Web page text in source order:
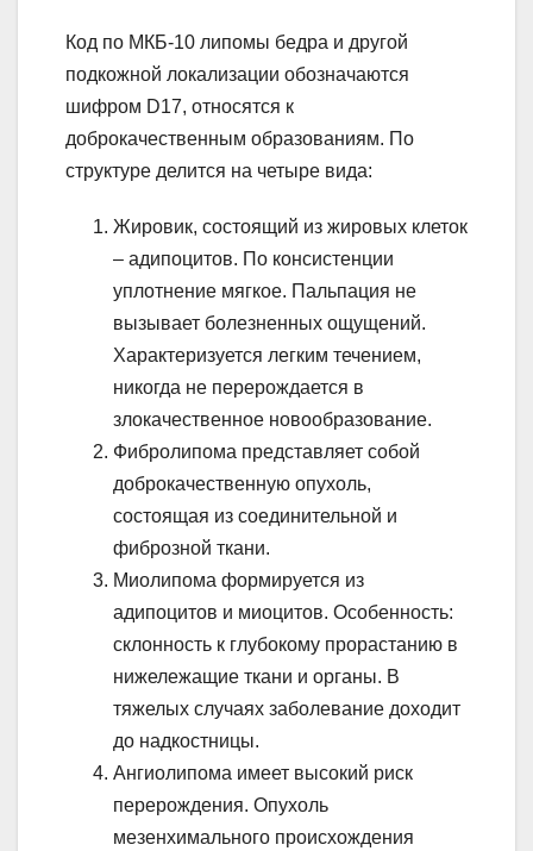
Код по МКБ-10 липомы бедра и другой
подкожной локализации обозначаются
шифром D17, относятся к
доброкачественным образованиям. По
структуре делится на четыре вида:
Жировик, состоящий из жировых клеток
– адипоцитов. По консистенции
уплотнение мягкое. Пальпация не
вызывает болезненных ощущений.
Характеризуется легким течением,
никогда не перерождается в
злокачественное новообразование.
Фибролипома представляет собой
доброкачественную опухоль,
состоящая из соединительной и
фиброзной ткани.
Миолипома формируется из
адипоцитов и миоцитов. Особенность:
склонность к глубокому прорастанию в
нижележащие ткани и органы. В
тяжелых случаях заболевание доходит
до надкостницы.
Ангиолипома имеет высокий риск
перерождения. Опухоль
мезенхимального происхождения